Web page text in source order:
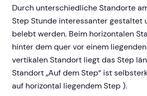
Durch unterschiedliche Standorte
Step Stunde interessanter gestaltet
belebt werden. Beim horizontalen
hinter dem quer vor einem
vertikalen Standort liegt das Step
Standort „Auf dem Step“ ist
auf horizontal liegendem Step ).